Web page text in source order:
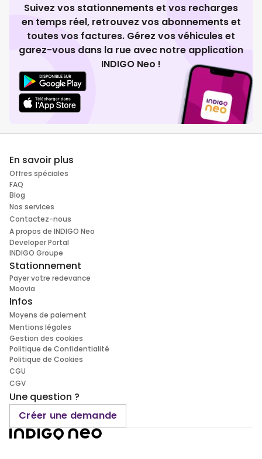
Suivez vos stationnements et vos recharges
en temps réel, retrouvez vos abonnements et
toutes vos factures. Gérez vos véhicules et
garez-vous dans la rue avec notre application
INDIGO Neo !
En savoir plus
Offres spéciales
FAQ
Blog
Nos services
Contactez-nous
A propos de INDIGO Neo
Developer Portal
INDIGO Groupe
Stationnement
Payer votre redevance
Moovia
Infos
Moyens de paiement
Mentions légales
Gestion des cookies
Politique de Confidentialité
Politique de Cookies
CGU
CGV
Une question ?
Créer une demande